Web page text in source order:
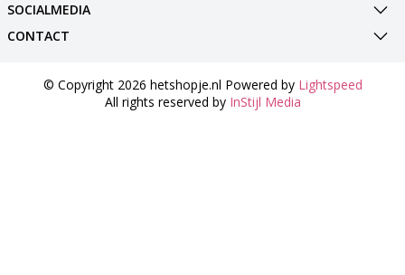
SOCIALMEDIA
CONTACT
© Copyright 2026 hetshopje.nl Powered by Lightspeed
All rights reserved by InStijl Media